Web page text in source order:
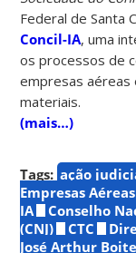
Federal de Santa
Concil-IA, uma
os processos de
empresas aéreas
materiais.
(mais…)
Tags: ação
Empresas
IA
Conselho
(CNJ)
CTC
José Arthur